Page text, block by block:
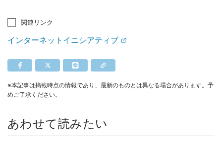
関連リンク
インターネットイニシアティブ
※本記事は掲載時点の情報であり、最新のものとは異なる場合があります。予
めご了承ください。
あわせて読みたい